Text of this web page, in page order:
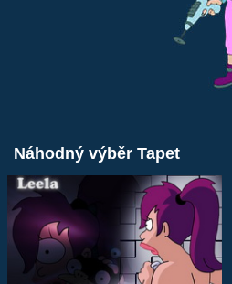
Náhodný výběr Tapet